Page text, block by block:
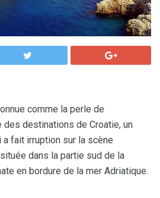
comme la perle de
des destinations de Croatie, un
fait irruption sur la scène
dans la partie sud de la
en bordure de la mer Adriatique.